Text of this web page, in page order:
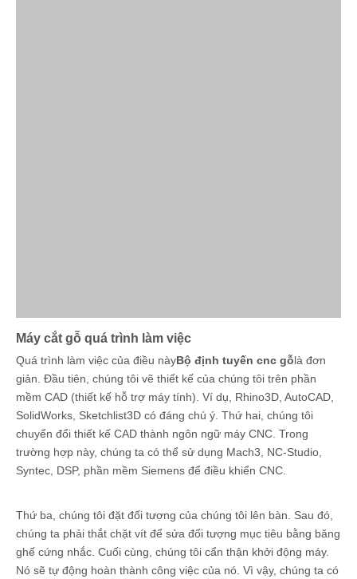
Máy cắt gỗ quá trình làm việc
Quá trình làm việc của điều nàyBộ định tuyến cnc gỗlà đơn
giản. Đầu tiên, chúng tôi vẽ thiết kế của chúng tôi trên phần
mềm CAD (thiết kế hỗ trợ máy tính). Ví dụ, Rhino3D, AutoCAD,
SolidWorks, Sketchlist3D có đáng chú ý. Thứ hai, chúng tôi
chuyển đổi thiết kế CAD thành ngôn ngữ máy CNC. Trong
trường hợp này, chúng ta có thể sử dụng Mach3, NC-Studio,
Syntec, DSP, phần mềm Siemens để điều khiển CNC.
Thứ ba, chúng tôi đặt đối tượng của chúng tôi lên bàn. Sau đó,
chúng ta phải thắt chặt vít để sửa đối tượng mục tiêu bằng băng
ghế cứng nhắc. Cuối cùng, chúng tôi cẩn thận khởi động máy.
Nó sẽ tự động hoàn thành công việc của nó. Vì vậy, chúng ta có